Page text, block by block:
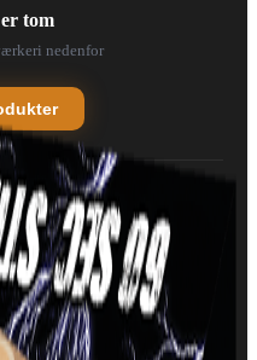
tom
nedenfor
💥Batterier
⛲Fontæner